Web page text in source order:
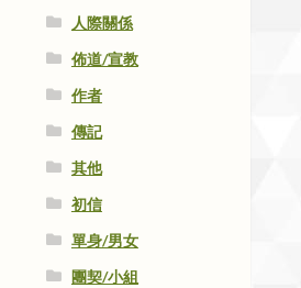
人際關係
佈道/宣教
作者
傳記
其他
初信
單身/男女
團契/小組